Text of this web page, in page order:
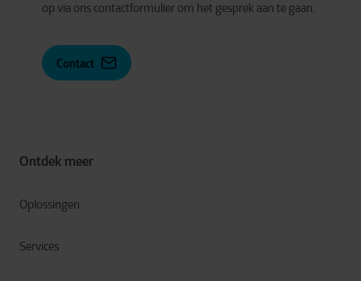
Ontdek meer
Oplossingen
Services
op via ons contactformulier om het gesprek aan te gaan.
Contact